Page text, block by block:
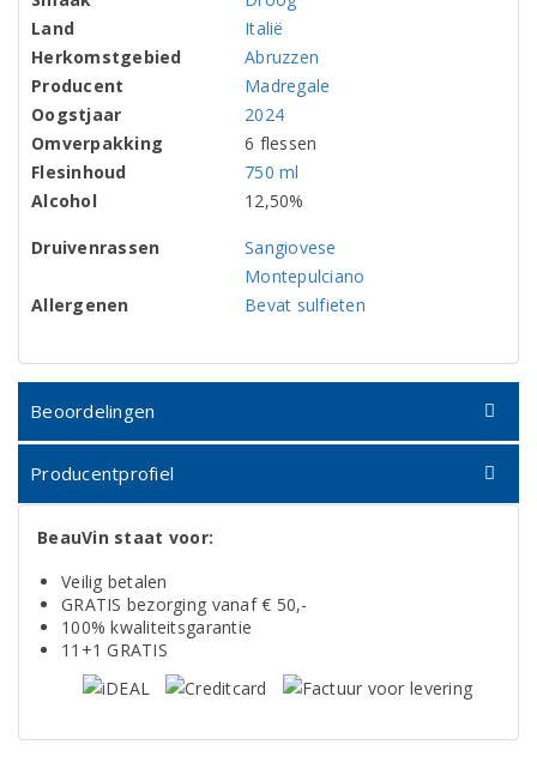
Land
Italië
Herkomstgebied
Abruzzen
Producent
Madregale
Oogstjaar
2024
Omverpakking
6 flessen
Flesinhoud
750 ml
Alcohol
12,50%
Druivenrassen
Sangiovese
Montepulciano
Allergenen
Bevat sulfieten
Beoordelingen
Producentprofiel
BeauVin staat voor:
Veilig betalen
GRATIS bezorging vanaf € 50,-
100% kwaliteitsgarantie
11+1 GRATIS